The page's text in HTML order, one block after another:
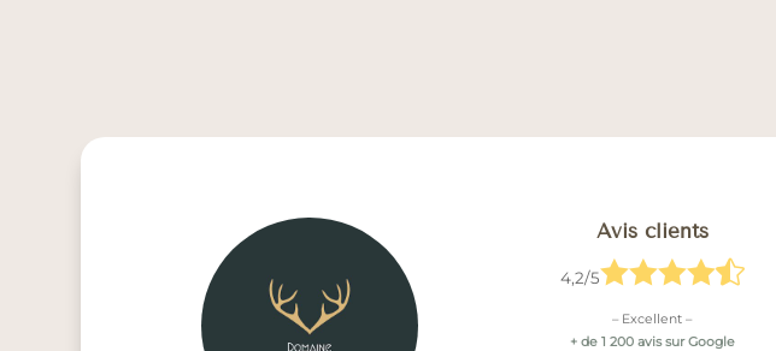
Avis clients
4,2/5
– Excellent –
+ de 1 200 avis sur Google